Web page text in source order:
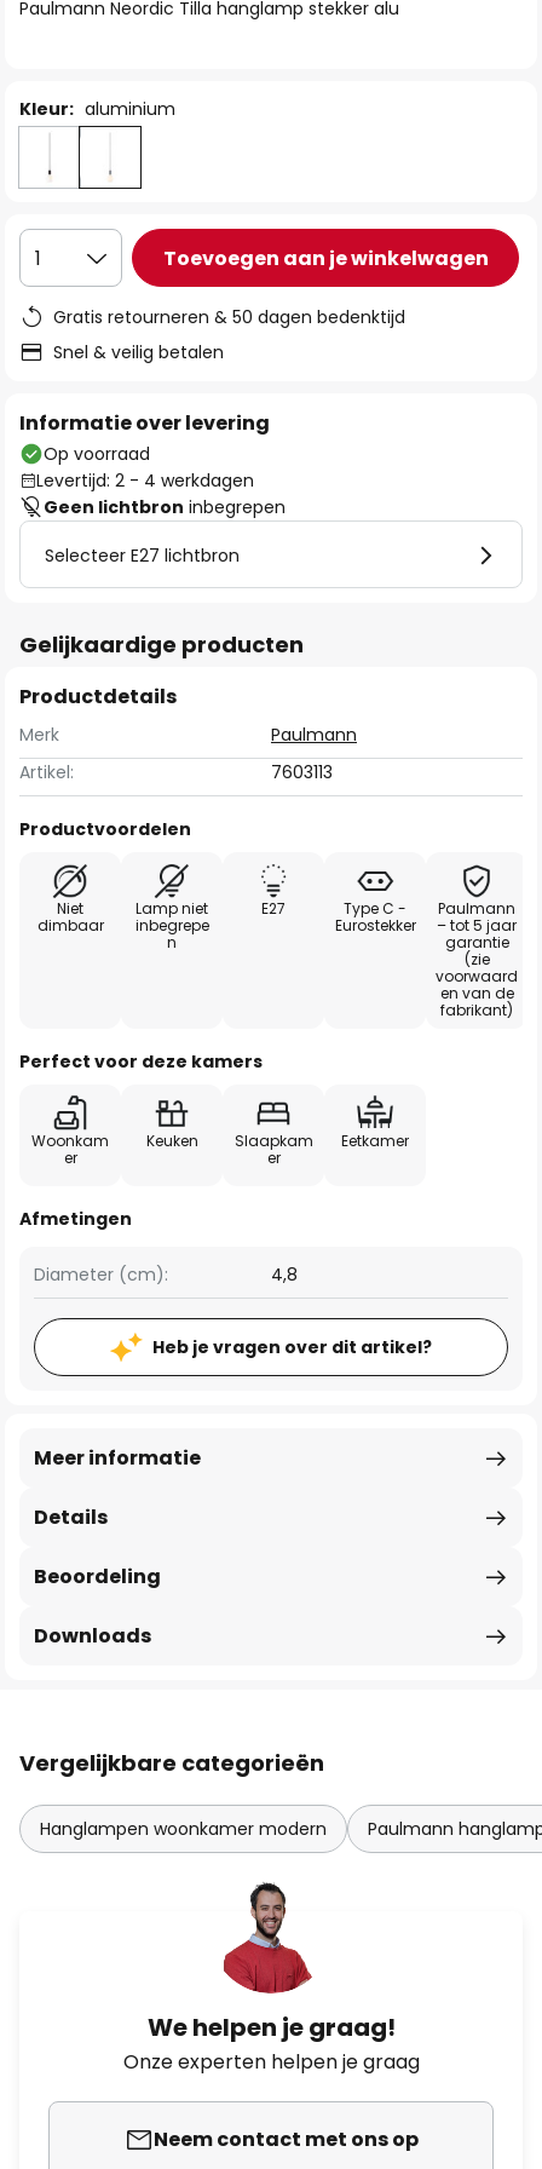
Paulmann Neordic Tilla hanglamp stekker alu
Kleur: aluminium
1 Toevoegen aan je winkelwagen
Gratis retourneren & 50 dagen bedenktijd
Snel & veilig betalen
Informatie over levering
Op voorraad
Levertijd: 2 - 4 werkdagen
Geen lichtbron inbegrepen
Selecteer E27 lichtbron
Gelijkaardige producten
Productdetails
Merk
Paulmann
Artikel:
7603113
Productvoordelen
Niet
dimbaar
Lamp niet
inbegrepe
n
E27
Type C -
Eurostekker
Paulmann
– tot 5 jaar
garantie
(zie
voorwaard
en van de
fabrikant)
Perfect voor deze kamers
Woonkam
er
Keuken
Slaapkam
er
Eetkamer
Afmetingen
Diameter (cm): 4,8
Heb je vragen over dit artikel?
Details
Meer informatie
Beoordeling
Downloads
Vergelijkbare categorieën
Hanglampen woonkamer modern Paulmann
We helpen je graag!
Onze experten helpen je graag
Neem contact met ons op